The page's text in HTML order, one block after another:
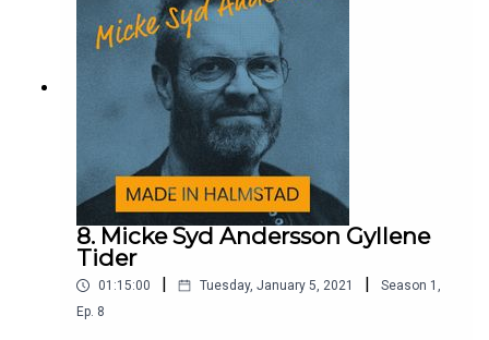
8. Micke Syd Andersson Gyllene
Tider
01:15:00 Tuesday, January 5, 2021 Season 1 ,
Ep. 8